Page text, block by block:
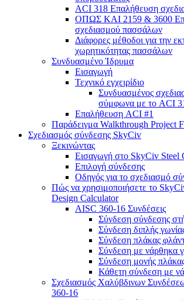
ACI 318 Επαλήθευση
ΟΠΩΣ ΚΑΙ 2159 & 3600
σχεδιασμού πασσάλων
Διάφορες μέθοδοι για την
χωρητικότητας πασσάλων
Συνδυασμένο Ίδρυμα
Εισαγωγή
Τεχνικό εγχειρίδιο
Συνδυασμένος
σύμφωνα με το ACI
Επαλήθευση ACI #1
Παράδειγμα Walkthrough Project
Σχεδιασμός σύνδεσης SkyCiv
Ξεκινώντας
Εισαγωγή στο SkyCiv Steel
Επιλογή σύνδεσης
Οδηγός για το σχεδιασμό
Πώς να χρησιμοποιήσετε το
Design Calculator
AISC 360-16 Συνδέσεις
Σύνδεση σύνδεσης
Σύνδεση διπλής
Σύνδεση πλάκας
Σύνδεση με νάρθηκα
Σύνδεση μονής
Κάθετη σύνδεση με
Σχεδιασμός Χαλύβδινων
360-16